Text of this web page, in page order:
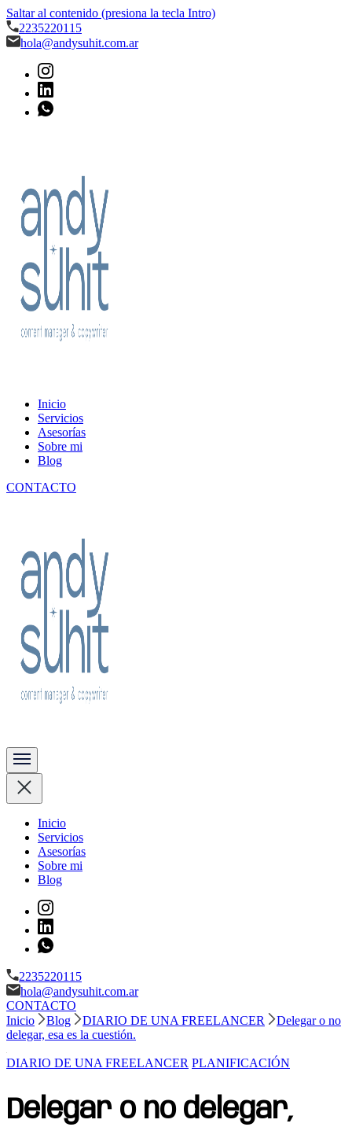
Saltar al contenido (presiona la tecla Intro)
2235220115
hola@andysuhit.com.ar
Andy Suhit
Content manager & copywriter
Inicio
Servicios
Asesorías
Sobre mi
Blog
CONTACTO
Andy Suhit
Content manager & copywriter
Inicio
Servicios
Asesorías
Sobre mi
Blog
2235220115
hola@andysuhit.com.ar
CONTACTO
Inicio
Blog DIARIO DE UNA FREELANCER
Delegar o no
delegar, esa es la cuestión.
DIARIO DE UNA FREELANCER PLANIFICACIÓN
Delegar o no delegar,